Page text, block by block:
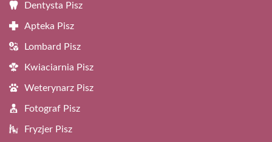
Dentysta Pisz
Apteka Pisz
Lombard Pisz
Kwiaciarnia Pisz
Weterynarz Pisz
Fotograf Pisz
Fryzjer Pisz